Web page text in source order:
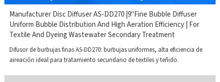
Manufacturer Disc Diffuser AS-DD270 |9"Fine Bubble Diffuser
Uniform Bubble Distribution And High Aeration Efficiency | For
Textile And Dyeing Wastewater Secondary Treatment
Difusor de burbujas finas AS-DD270: burbujas uniformes, alta eficiencia de
aireación ideal para tratamiento secundario de textiles y teñido.